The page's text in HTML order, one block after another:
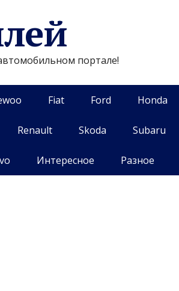
портале!
Fiat Ford Honda
Renault Skoda Subaru
Интересное Разное